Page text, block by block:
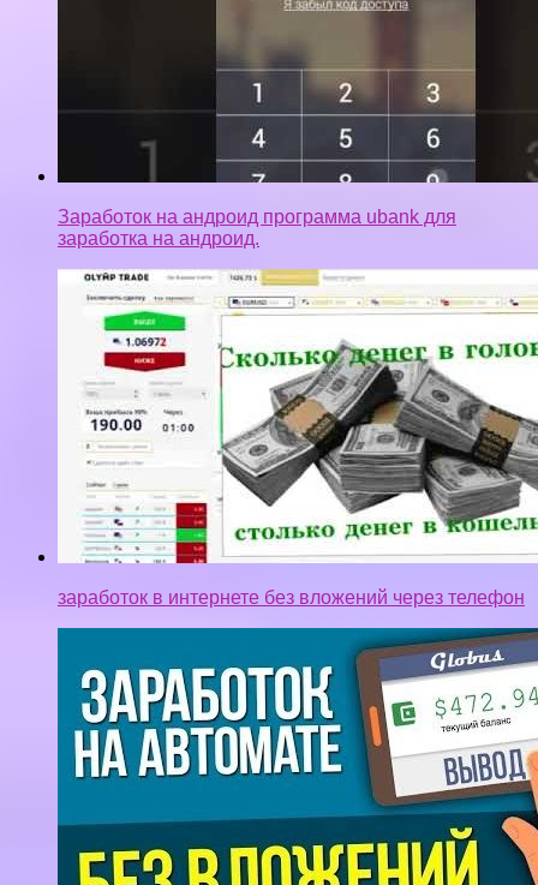
Заработок на андроид программа ubank для
заработка на андроид.
заработок в интернете без вложений через телефон
ЗАРАБОТОК ДЕНЕГ В ИНТЕРНЕТЕ НА
МОБИЛЬНЫЙ И ПК БЕЗ ВЛОЖЕНИЙ/ГЛОБУС
МОБАЙЛ/